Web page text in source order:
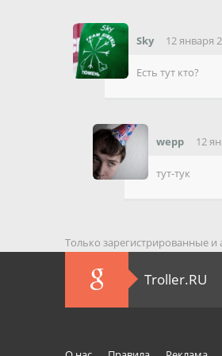
Sky 12 января
Есть тут кто?
wepp 12
тут-тук
Только зарегистрированные
Troller.RU